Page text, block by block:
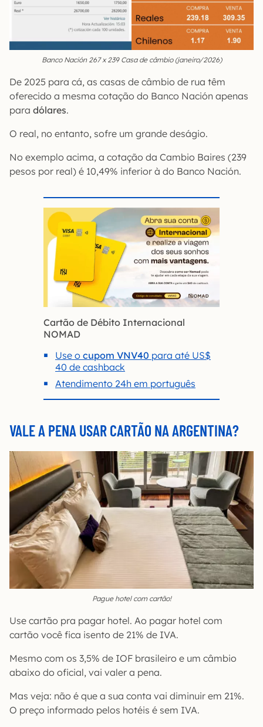
Banco Nación 267 x 239 Casa de câmbio (janeiro/2026)
De 2025 para cá, as casas de câmbio de rua têm
oferecido a mesma cotação do Banco Nación apenas
para dólares.
O real, no entanto, sofre um grande deságio.
No exemplo acima, a cotação da Cambio Baires (239
pesos por real) é 10,49% inferior à do Banco Nación.
Cartão de Débito Internacional
NOMAD
Use o cupom VNV40 para até US$
40 de cashback
Atendimento 24h em português
VALE A PENA USAR CARTÃO NA ARGENTINA?
Pague hotel com cartão!
Use cartão pra pagar hotel. Ao pagar hotel com
cartão você fica isento de 21% de IVA.
Mesmo com os 3,5% de IOF brasileiro e um câmbio
abaixo do oficial, vai valer a pena.
Mas veja: não é que a sua conta vai diminuir em 21%.
O preço informado pelos hotéis é sem IVA.